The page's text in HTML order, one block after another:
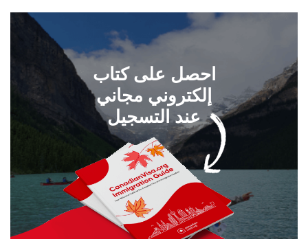
احصل على كتاب
إلكتروني مجاني
عند التسجيل